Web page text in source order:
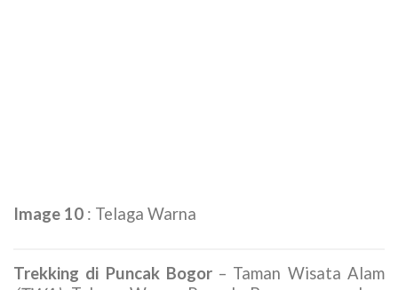
Telaga Warna dan Perkebunan teh